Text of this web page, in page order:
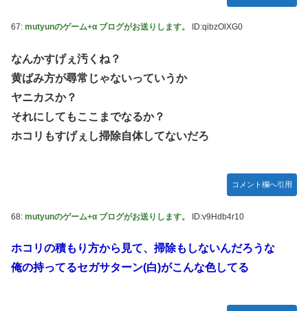
67: mutyunのゲーム+α ブログがお送りします。 ID:qibzOlXG0
なんかすげぇ汚くね？
黄ばみ方が尋常じゃないっていうか
ヤニカスか？
それにしてもここまでなるか？
ホコリもすげぇし掃除自体してないだろ
コメント欄へ引用
68: mutyunのゲーム+α ブログがお送りします。 ID:v9Hdb4r10
ホコリの積もり方から見て、掃除もしないんだろうな
俺の持ってるセガサターン(白)がこんな色してる